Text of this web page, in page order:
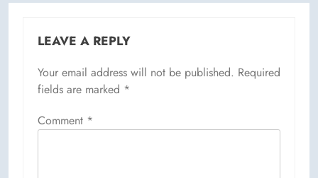
LEAVE A REPLY
Your email address will not be published. Required
fields are marked *
Comment *